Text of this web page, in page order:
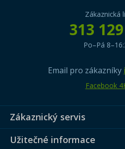
Zákaznická
313
Po–Pá
Email pro zákazníky
Facebook
Zákaznický servis
Užitečné informace